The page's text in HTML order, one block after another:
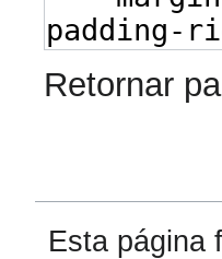
Retornar
Esta página